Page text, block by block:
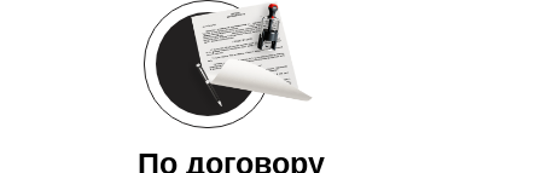
По договору